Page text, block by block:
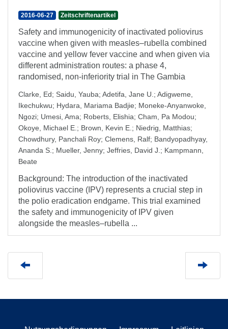
2016-06-27 Zeitschriftenartikel
Safety and immunogenicity of inactivated poliovirus
vaccine when given with measles–rubella combined
vaccine and yellow fever vaccine and when given via
different administration routes: a phase 4,
randomised, non-inferiority trial in The Gambia
Clarke, Ed; Saidu, Yauba; Adetifa, Jane U. ; Adigweme,
Ikechukwu; Hydara, Mariama Badjie; Moneke-Anyanwoke,
Ngozi; Umesi, Ama; Roberts, Elishia; Cham, Pa Modou;
Okoye, Michael E. ; Brown, Kevin E. ; Niedrig, Matthias;
Chowdhury, Panchali Roy; Clemens, Ralf; Bandyopadhyay,
Ananda S. ; Mueller, Jenny; Jeffries, David J. ; Kampmann,
Beate
Background: The introduction of the inactivated
poliovirus vaccine (IPV) represents a crucial step in
the polio eradication endgame. This trial examined
the safety and immunogenicity of IPV given
alongside the measles–rubella ...